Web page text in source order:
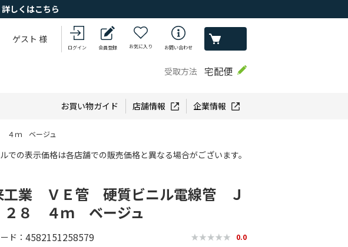
しくはこちら
ゲスト 様
ログイン 会員登録 お気に入り お問い合わせ
受取方法 宅配便
お買い物ガイド 店舗情報 企業情報
４ｍ ベージュ
での表示価格は各店舗での販売価格と異なる場合がございます。
工業 ＶＥ管 硬質ビニル電線管 Ｊ
８ ４ｍ ベージュ
ド 4582151258579 0.0